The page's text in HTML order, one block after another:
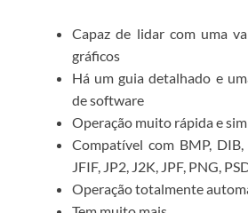
Capaz de lidar com uma
gráficos
Há um guia detalhado e
de software
Operação muito rápida e
Compatível com BMP, DIB,
JFIF, JP2, J2K, JPF, PNG,
Operação totalmente